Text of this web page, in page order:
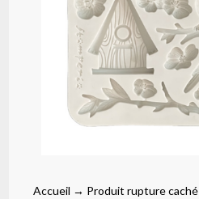
Accueil → Produit rupture caché